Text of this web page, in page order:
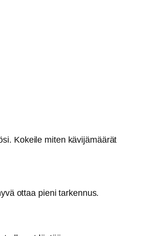
Kokeile miten kävijämäärät
ottaa pieni tarkennus.